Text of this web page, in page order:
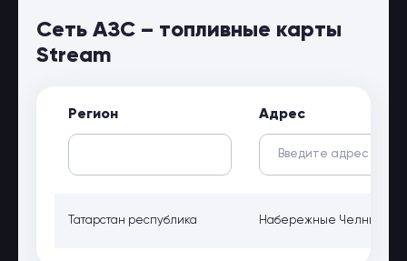
Сеть АЗС – топливные карты
Stream
Регион Адрес
Татарстан республика Набережные Челны,